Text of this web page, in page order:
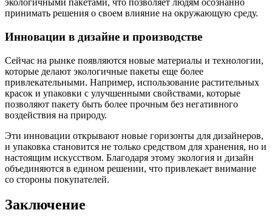
экологичными пакетами, что позволяет людям осознанно
принимать решения о своем влияние на окружающую среду.
Инновации в дизайне и производстве
Сейчас на рынке появляются новые материалы и технологии,
которые делают экологичные пакеты еще более
привлекательными. Например, использование растительных
красок и упаковки с улучшенными свойствами, которые
позволяют пакету быть более прочным без негативного
воздействия на природу.
Эти инновации открывают новые горизонты для дизайнеров,
и упаковка становится не только средством для хранения, но и
настоящим искусством. Благодаря этому экология и дизайн
объединяются в едином решении, что привлекает внимание
со стороны покупателей.
Заключение